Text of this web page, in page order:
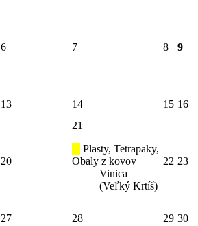
6 7 8 9
13 14 15 16
20
21
Plasty, Tetrapaky,
Obaly z kovov
Vinica
(Veľký Krtíš)
22 23
27 28 29 30